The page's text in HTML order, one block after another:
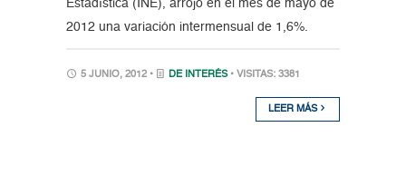
Estadística (INE), arrojó en el mes de mayo de
2012 una variación intermensual de 1,6%.
5 JUNIO, 2012 • DE INTERÉS • VISITAS: 3381
LEER MÁS